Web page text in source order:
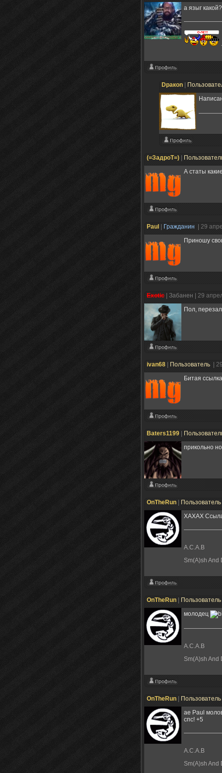
а языг какой?
Dракоn
(=ЗадроТ=)
А статы
Paul Гражданин | 29
Приношу
Exotic Забанен | 29
Пол,
ivan68 Пользователь
|
Битая ссылка
Baters1199
прикольно
OnTheRun
Пользователь
ХАХАХ
A.C.A.B
Sm(A)sh And
OnTheRun Пользователь
молодец
A.C.A.B
Sm(A)sh And
OnTheRun
Пользователь
ae Paul
спс! +5
A.C.A.B
Sm(A)sh And